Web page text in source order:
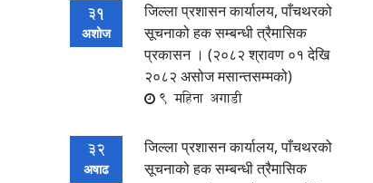
31
अशोज
जिल्ला प्रशासन कार्यालय, पाँचथरको
सूचनाको हक सम्बन्धी त्रैमासिक
प्रकासन । (२०८२ श्रावण ०१ देखि
२०८२ असोज मसान्तसम्मको)
9 महिना अगाडी
32
अषाढ
जिल्ला प्रशासन कार्यालय, पाँचथरको
सूचनाको हक सम्बन्धी त्रैमासिक